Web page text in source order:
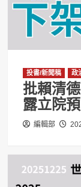
投書/新聞稿 政
批賴清
露立院
編輯部